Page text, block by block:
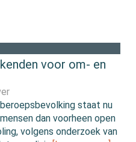
voor om- en
staat nu
dan voorheen open
volgens onderzoek van